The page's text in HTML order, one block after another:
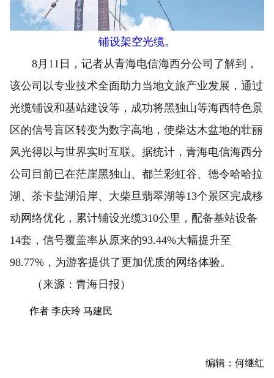
铺设架空光缆。
8月11日，记者从青海电信海西分公司了解到，
该公司以专业技术全面助力当地文旅产业发展，通过
光缆铺设和基站建设等，成功将黑独山等海西特色景
区的信号盲区转变为数字高地，使柴达木盆地的壮丽
风光得以与世界实时互联。据统计，青海电信海西分
公司目前已在茫崖黑独山、都兰彩虹谷、德令哈哈拉
湖、茶卡盐湖沿岸、大柴旦翡翠湖等13个景区完成移
动网络优化，累计铺设光缆310公里，配备基站设备
14套，信号覆盖率从原来的93.44%大幅提升至
98.77%，为游客提供了更加优质的网络体验。
（来源：青海日报）
作者 李庆玲 马建民
编辑：何继红